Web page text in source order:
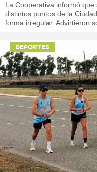
La Cooperativa informó
distintos puntos de la
forma irregular. Advirtieron
DEPORTES